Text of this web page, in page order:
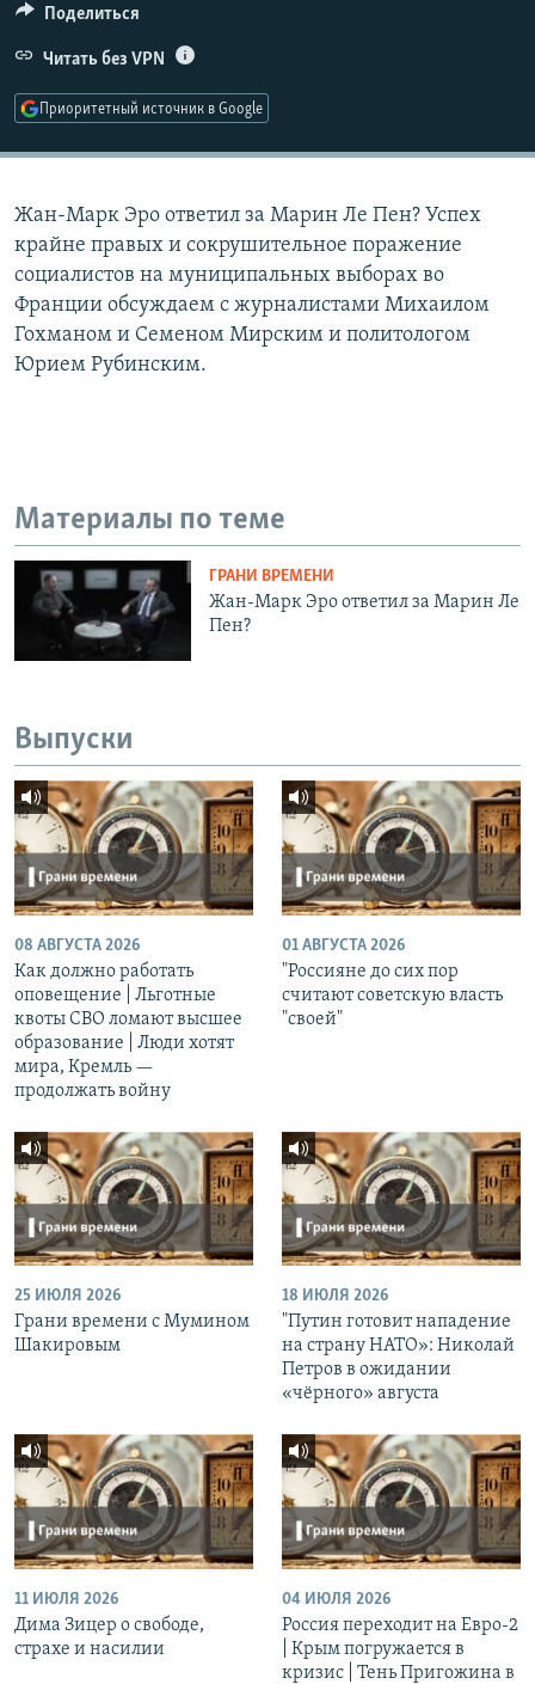
Поделиться
Читать без VPN
Приоритетный источник в Google
Жан-Марк Эро ответил за Марин Ле Пен? Успех
крайне правых и сокрушительное поражение
социалистов на муниципальных выборах во
Франции обсуждаем с журналистами Михаилом
Гохманом и Семеном Мирским и политологом
Юрием Рубинским.
Материалы по теме
ГРАНИ ВРЕМЕНИ
Жан-Марк Эро ответил за Марин Ле
Пен?
Выпуски
08 АВГУСТА 2026
Как должно работать
оповещение | Льготные
квоты СВО ломают высшее
образование | Люди хотят
мира, Кремль —
продолжать войну
01 АВГУСТА 2026
"Россияне до сих пор
считают советскую власть
"своей"
25 ИЮЛЯ 2026
Грани времени с Мумином
Шакировым
18 ИЮЛЯ 2026
"Путин готовит нападение
на страну НАТО»: Николай
Петров в ожидании
«чёрного» августа
11 ИЮЛЯ 2026
Дима Зицер о свободе,
страхе и насилии
04 ИЮЛЯ 2026
Россия переходит на Евро-2
| Крым погружается в
кризис | Тень Пригожина в